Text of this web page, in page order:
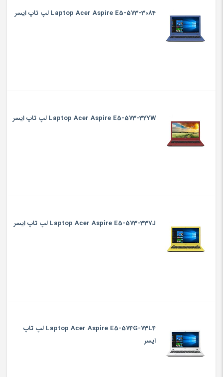
Laptop Acer Aspire E5-573-3084 لپ تاپ ایسر
Laptop Acer Aspire E5-573-32YW لپ تاپ ایسر
Laptop Acer Aspire E5-573-337J لپ تاپ ایسر
Laptop Acer Aspire E5-574G-73L4 لپ تاپ
ایسر